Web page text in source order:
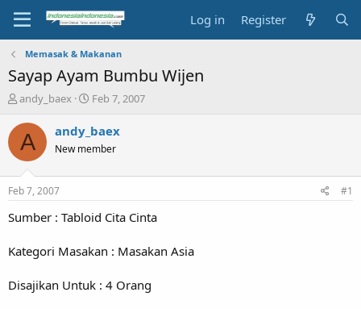
Log in Register
Memasak & Makanan
Sayap Ayam Bumbu Wijen
T
r
e
a
s
t
a
e
andy_baex
S
a
t
e
Feb 7, 2007
A andy_baex
New member
Feb 7, 2007 #1
Sumber : Tabloid Cita Cinta
Kategori Masakan : Masakan Asia
Disajikan Untuk : 4 Orang